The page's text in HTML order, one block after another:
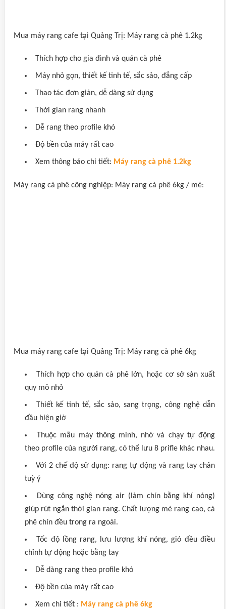
Mua máy rang cafe tại Quảng Trị: Máy rang cà phê 1.2kg
Thích hợp cho gia đình và quán cà phê
Máy nhỏ gọn, thiết kế tinh tế, sắc sảo, đẳng cấp
Thao tác đơn giản, dễ dàng sử dụng
Thời gian rang nhanh
Dễ rang theo profile khó
Độ bền của máy rất cao
Xem thông báo chi tiết: Máy rang cà phê 1.2kg
Máy rang cà phê công nghiệp: Máy rang cà phê 6kg / mẻ:
Mua máy rang cafe tại Quảng Trị: Máy rang cà phê 6kg
Thích hợp cho quán cà phê lớn, hoặc cơ sở sản xuất
quy mô nhỏ
Thiết kế tinh tế, sắc sảo, sang trọng, công nghệ dẫn
đầu hiện giờ
Thuộc mẫu máy thông minh, nhớ và chạy tự động
theo profile của người rang, có thể lưu 8 prifle khác nhau.
Với 2 chế độ sử dụng: rang tự động và rang tay chân
tuỳ ý
Dùng công nghệ nóng air (làm chín bằng khí nóng)
giúp rút ngắn thời gian rang. Chất lượng mẻ rang cao, cà
phê chín đều trong ra ngoài.
Tốc độ lồng rang, lưu lượng khí nóng, gió đều điều
chỉnh tự động hoặc bằng tay
Dễ dàng rang theo profile khó
Độ bền của máy rất cao
Xem chi tiết : Máy rang cà phê 6kg